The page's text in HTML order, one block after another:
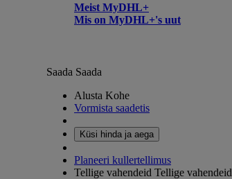
Meist MyDHL+
Mis on MyDHL+'s uut
Saada Saada
Alusta Kohe
Vormista saadetis
Küsi hinda ja aega
Planeeri kullertellimus
Tellige vahendeid Tellige vahendeid